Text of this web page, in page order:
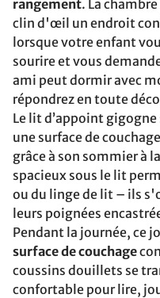
rangement. La
clin d'œil un endroit
lorsque votre enfant
sourire et vous
ami peut dormir avec
répondrez en toute
Le lit d’appoint
une surface de
grâce à son sommier à
spacieux sous le lit
ou du linge de lit – ils
leurs poignées
Pendant la journée, ce
surface de couchage
coussins douillets se
confortable pour lire,